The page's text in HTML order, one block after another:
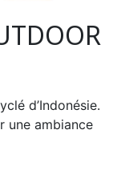
d’Indonésie.
une ambiance